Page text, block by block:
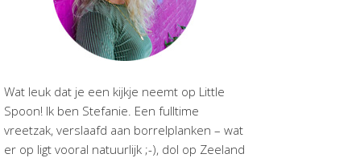
Wat leuk dat je een kijkje neemt op Little
Spoon! Ik ben Stefanie. Een fulltime
vreetzak, verslaafd aan borrelplanken – wat
er op ligt vooral natuurlijk ;-), dol op Zeeland